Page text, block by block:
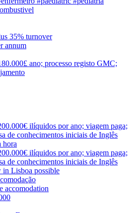
35% turnover
annum
ano; processo registo GMC;
ilíquidos por ano; viagem paga;
de conhecimentos iniciais de Inglês
hora
ilíquidos por ano; viagem paga;
de conhecimentos iniciais de Inglês
in Lisboa possible
accomodation